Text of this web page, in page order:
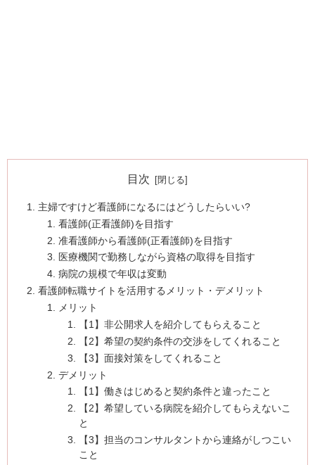
目次
主婦ですけど看護師になるにはどうしたらいい?
看護師(正看護師)を目指す
准看護師から看護師(正看護師)を目指す
医療機関で勤務しながら資格の取得を目指す
病院の規模で年収は変動
看護師転職サイトを活用するメリット・デメリット
メリット
【1】非公開求人を紹介してもらえること
【2】希望の契約条件の交渉をしてくれること
【3】面接対策をしてくれること
デメリット
【1】働きはじめると契約条件と違ったこと
【2】希望している病院を紹介してもらえないこ
と
【3】担当のコンサルタントから連絡がしつこい
こと